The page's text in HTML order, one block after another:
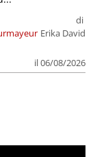
di
Erika David
il 06/08/2026